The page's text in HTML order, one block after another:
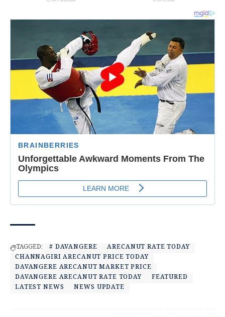
TAGGED: # DAVANGERE
ARECANUT RATE TODAY
CHANNAGIRI ARECANUT PRICE TODAY
DAVANGERE ARECANUT MARKET PRICE
DAVANGERE ARECANUT RATE TODAY
FEATURED
LATEST NEWS
NEWS UPDATE